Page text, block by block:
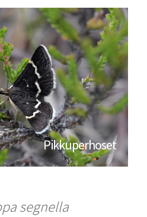
Pikkuperhoset
segnella